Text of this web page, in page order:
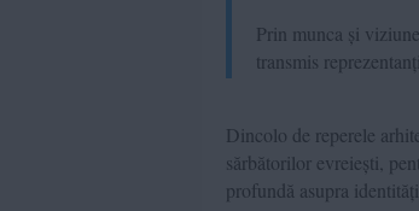
Prin munca și
transmis
Dincolo de reperele
sărbătorilor evreiești,
profundă asupra